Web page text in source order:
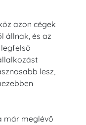
azon cégek
állnak, és az
lesz,
már meglévő